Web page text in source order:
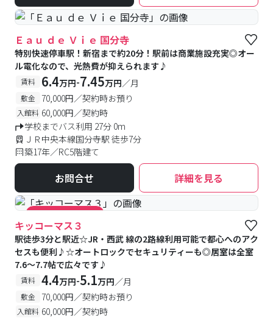
Ｅａｕ ｄｅ Ｖｉｅ 国分寺
特別快速停車駅！新宿まで約20分！駅前は商業施設充実◎オー
ル電化なので、光熱費が抑えられます♪
賃料 6.4万円-7.45万円／月
敷金 70,000円／契約時お預り
入館料 60,000円／契約時
学校までバス利用 27分 0m
ＪＲ中央本線国分寺駅 徒歩7分
築17年／RC5階建て
お問合せ 詳細を見る
#キャンペーン実施中
キッコーマス３
駅徒歩3分と駅近☆JR・西武 線の2路線利用可能で都心へのアク
セスも便利♪☆オートロックでセキュリティーも◎居室は全室
7.6〜7.7帖で広々です♪
賃料 4.4万円-5.1万円／月
敷金 70,000円／契約時お預り
入館料 60,000円／契約時